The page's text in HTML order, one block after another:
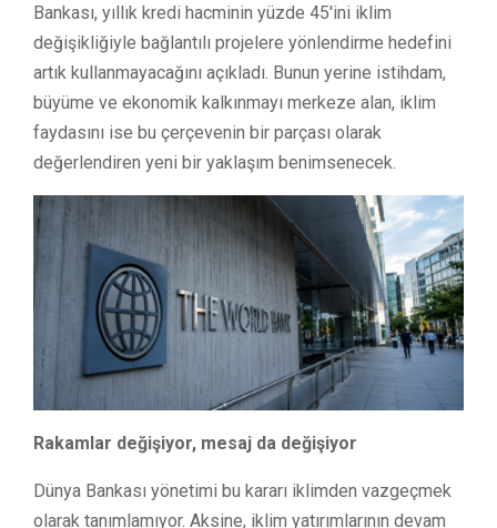
Bankası, yıllık kredi hacminin yüzde 45'ini iklim
değişikliğiyle bağlantılı projelere yönlendirme hedefini
artık kullanmayacağını açıkladı. Bunun yerine istihdam,
büyüme ve ekonomik kalkınmayı merkeze alan, iklim
faydasını ise bu çerçevenin bir parçası olarak
değerlendiren yeni bir yaklaşım benimsenecek.
Rakamlar değişiyor, mesaj da değişiyor
Dünya Bankası yönetimi bu kararı iklimden vazgeçmek
olarak tanımlamıyor. Aksine, iklim yatırımlarının devam